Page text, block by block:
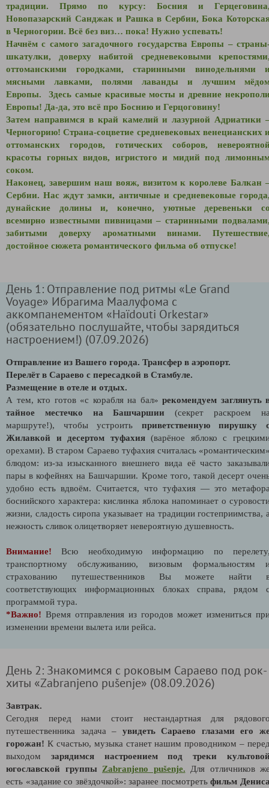
традиции. Прямо по курсу: Босния и
Новопазарский Санджак и Рашка в Сербии, Бока
в Черногории. Всё без виз… пока! Нужно успевать!
Начнём с самого загадочного государства Европы –
шкатулки, доверху набитой средневековыми
оттоманскими городками, старинными винодельнями
мясными лавками, полями лаванды и лучшим
Европы. Здесь самые красивые мосты и древние
Европы! Да-да, это всё про Боснию и Герцоговину!
Затем направимся в край камелий и лазурной Адриатики
Черногорию! Страна-соцветие средневековых венецианских
оттоманских городов, готических соборов,
красоты горных видов, игристого и мидий под
соком.
Наконец, завершим наш вояж, визитом к королеве Балкан
Сербии. Нас ждут замки, античные и средневековые
дунайские долины и, конечно, уютные деревеньки
всемирно известными пивницами – старинными
забитыми доверху ароматными винами.
достойное сюжета романтического фильма об отпуске!
День 1: Отправление под ритмы «Le Grand
Voyage» Ибрагима Маалуфома с
аккомпанементом «Haïdouti Orkestar»
(обязательно послушайте, чтобы зарядиться
настроением!) (07.09.2026)
Отправление из Вашего города. Трансфер в аэропорт.
Перелёт в Сараево с пересадкой в Стамбуле.
Размещение в отеле и отдых.
А тем, кто готов «с корабля на бал» рекомендуем заглянуть
тайное местечко на Башчаршии (секрет раскроем
маршруте!), чтобы устроить приветственную пирушку
Жилавкой и десертом туфахия(варёное яблоко с
орехами). В старом Сараево туфахия считалась
блюдом: из-за изысканного внешнего вида её часто
пары в кофейнях на Башчаршии. Кроме того, такой десерт
удобно есть вдвоём. Считается, что туфахия — это
боснийского характера: кислинка яблока напоминает о
жизни, сладость сиропа указывает на традиции гостеприимства,
нежность сливок олицетворяет невероятную душевность.
Внимание! Всю необходимую информацию по
транспортному обслуживанию, визовым формальностям
страхованию путешественников Вы можете найти
соответствующих информационных блоках справа, рядом
программой тура.
*Важно! Время отправления из городов может измениться
изменении времени вылета или рейса.
День 2: Знакомимся с роковым Сараево под рок-
хиты «Zabranjeno pušenje» (08.09.2026)
Завтрак.
Сегодня перед нами стоит нестандартная для
путешественника задача – увидеть Сараево глазами его
горожан! К счастью, музыка станет нашим проводником –
выходом зарядимся настроением под треки
югославской группы Zabranjeno pušenje.
Для отличников
есть «задание со звёздочкой»: заранее посмотретьфильм